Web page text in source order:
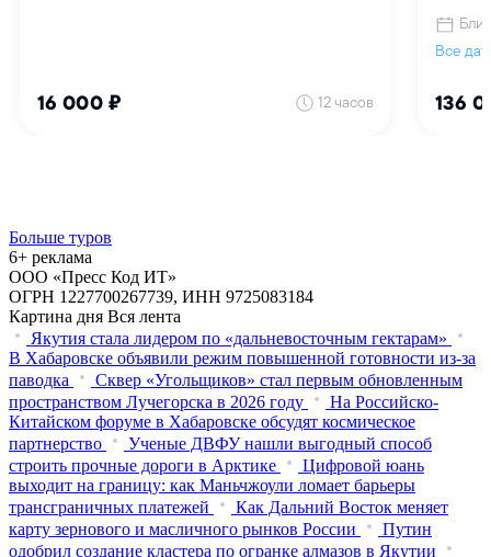
Больше туров
6+ реклама
ООО «Пресс Код ИТ»
ОГРН 1227700267739, ИНН 9725083184
Картина дня Вся лента
Якутия стала лидером по «дальневосточным гектарам»
В Хабаровске объявили режим повышенной готовности из‑за
паводка
Сквер «Угольщиков» стал первым обновленным
пространством Лучегорска в 2026 году
На Российско-
Китайском форуме в Хабаровске обсудят космическое
партнерство
Ученые ДВФУ нашли выгодный способ
строить прочные дороги в Арктике
Цифровой юань
выходит на границу: как Маньчжоули ломает барьеры
трансграничных платежей
Как Дальний Восток меняет
карту зернового и масличного рынков России
Путин
одобрил создание кластера по огранке алмазов в Якутии